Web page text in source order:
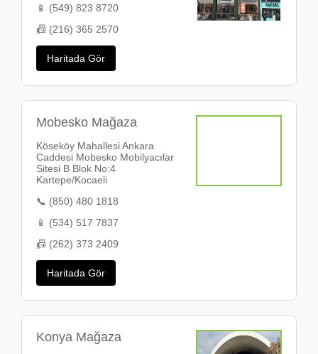
📱 (549) 823 8720
📠 (216) 365 2570
Haritada Gör
Mobesko Mağaza
Köseköy Mahallesi Ankara
Caddesi Mobesko Mobilyacılar
Sitesi B Blok No:4
Kartepe/Kocaeli
📞 (850) 480 1818
📱 (534) 517 7837
📠 (262) 373 2409
Haritada Gör
Konya Mağaza